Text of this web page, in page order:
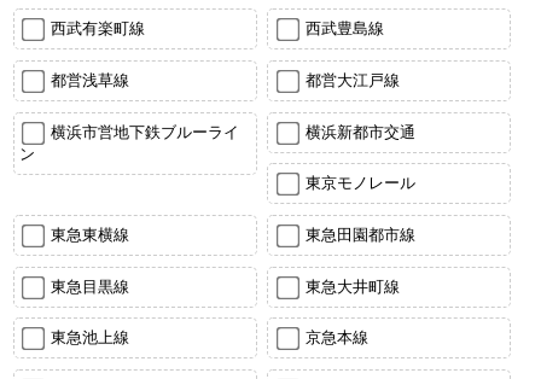
西武有楽町線 西武豊島線
都営浅草線 都営大江戸線
横浜市営地下鉄ブルーライ
ン
横浜新都市交通
東京モノレール
東急東横線 東急田園都市線
東急目黒線 東急大井町線
東急池上線 京急本線